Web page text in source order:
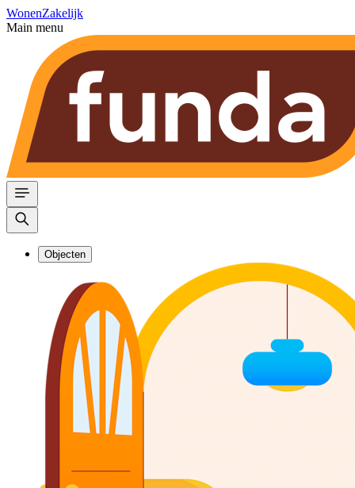
WonenZakelijk
Main menu
Objecten